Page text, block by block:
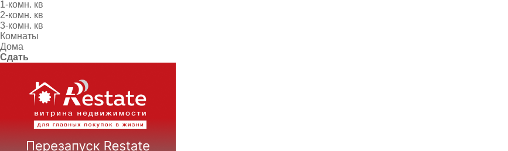
1-комн. кв
2-комн. кв
3-комн. кв
Комнаты
Дома
Сдать